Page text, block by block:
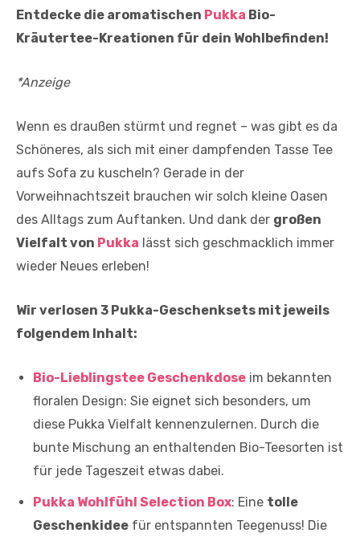
Entdecke die aromatischen Pukka Bio-
Kräutertee-Kreationen für dein Wohlbefinden!
*Anzeige
Wenn es draußen stürmt und regnet – was gibt es da
Schöneres, als sich mit einer dampfenden Tasse Tee
aufs Sofa zu kuscheln? Gerade in der
Vorweihnachtszeit brauchen wir solch kleine Oasen
des Alltags zum Auftanken. Und dank der großen
Vielfalt von Pukka lässt sich geschmacklich immer
wieder Neues erleben!
Wir verlosen 3 Pukka-Geschenksets mit jeweils
folgendem Inhalt:
Bio-Lieblingstee Geschenkdose im bekannten
floralen Design: Sie eignet sich besonders, um
diese Pukka Vielfalt kennenzulernen. Durch die
bunte Mischung an enthaltenden Bio-Teesorten ist
für jede Tageszeit etwas dabei.
Pukka Wohlfühl Selection Box: Eine tolle
Geschenkidee für entspannten Teegenuss! Die